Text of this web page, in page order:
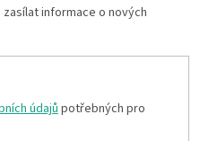
informace o nových
údajůpotřebných pro